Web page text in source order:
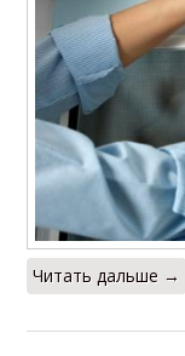
Читать дальше →